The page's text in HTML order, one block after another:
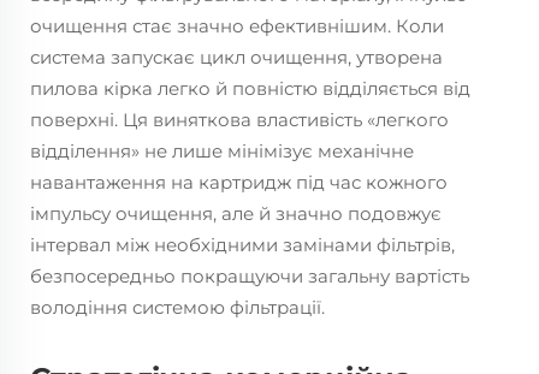
очищення стає значно ефективнішим. Коли
система запускає цикл очищення, утворена
пилова кірка легко й повністю відділяється від
поверхні. Ця виняткова властивість «легкого
відділення» не лише мінімізує механічне
навантаження на картридж під час кожного
імпульсу очищення, але й значно подовжує
інтервал між необхідними замінами фільтрів,
безпосередньо покращуючи загальну вартість
володіння системою фільтрації.